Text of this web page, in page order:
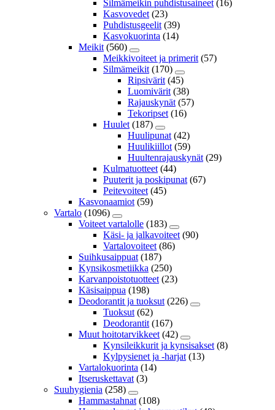
Silmämeikin puhdistusaineet (16)
Kasvovedet (23)
Puhdistusgeelit (39)
Kasvokuorinta (14)
Meikit (560)
Meikkivoiteet ja primerit (57)
Silmämeikit (170)
Ripsivärit (45)
Luomivärit (38)
Rajauskynät (57)
Tekoripset (16)
Huulet (187)
Huulipunat (42)
Huulikiillot (59)
Huultenrajauskynät (29)
Kulmatuotteet (44)
Puuterit ja poskipunat (67)
Peitevoiteet (45)
Kasvonaamiot (59)
Vartalo (1096)
Voiteet vartalolle (183)
Käsi- ja jalkavoiteet (90)
Vartalovoiteet (86)
Suihkusaippuat (187)
Kynsikosmetiikka (250)
Karvanpoistotuotteet (23)
Käsisaippua (198)
Deodorantit ja tuoksut (226)
Tuoksut (62)
Deodorantit (167)
Muut hoitotarvikkeet (42)
Kynsileikkurit ja kynsisakset (8)
Kylpysienet ja -harjat (13)
Vartalokuorinta (14)
Itseruskettavat (3)
Suuhygienia (258)
Hammastahnat (108)